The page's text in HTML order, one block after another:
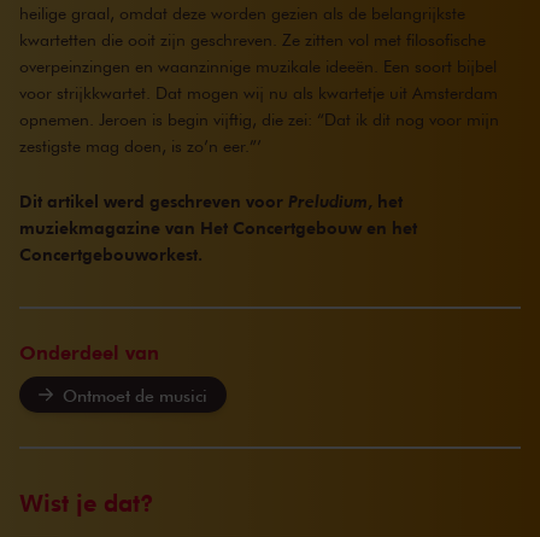
heilige graal, omdat deze worden gezien als de belangrijkste
kwartetten die ooit zijn geschreven. Ze zitten vol met filosofische
overpeinzingen en waanzinnige muzikale ideeën. Een soort bijbel
voor strijkkwartet. Dat mogen wij nu als kwartetje uit Amsterdam
opnemen. Jeroen is begin vijftig, die zei: “Dat ik dit nog voor mijn
zestigste mag doen, is zo’n eer.”’
Dit artikel werd geschreven voor Preludium, het
muziekmagazine van Het Concertgebouw en het
Concertgebouworkest.
Onderdeel van
Ontmoet de musici
Wist je dat?